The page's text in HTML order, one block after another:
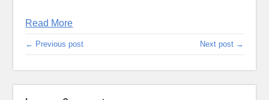
Read More
← Previous post Next post →